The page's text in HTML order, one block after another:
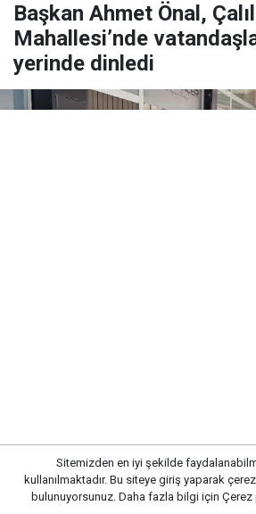
Başkan Ahmet Önal,
Mahallesi’nde
yerinde dinledi
Kırıkkale Belediye Başkanı Ahmet
Mahallesi'nde vatandaşlarla bir
ve önerileri dinledi. Önal, çözüm
Sitemizden en iyi şekilde
kullanılmaktadır. Bu siteye giriş yaparak
bulunuyorsunuz. Daha fazla bilgi için Çerez